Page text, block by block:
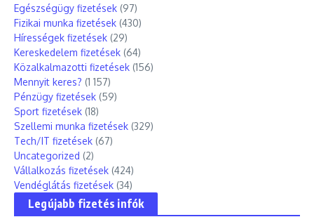
Egészségügy fizetések (97)
Fizikai munka fizetések (430)
Hírességek fizetések (29)
Kereskedelem fizetések (64)
Közalkalmazotti fizetések (156)
Mennyit keres? (1 157)
Pénzügy fizetések (59)
Sport fizetések (18)
Szellemi munka fizetések (329)
Tech/IT fizetések (67)
Uncategorized (2)
Vállalkozás fizetések (424)
Vendéglátás fizetések (34)
Legújabb fizetés infók